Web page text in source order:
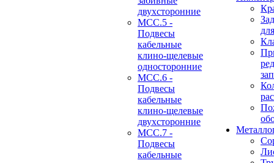
двухсторонние
МСС.5 -
Подвесы
кабельные
клино-щелевые
односторонние
МСС.6 -
Подвесы
кабельные
клино-щелевые
двухсторонние
МСС.7 -
Подвесы
кабельные